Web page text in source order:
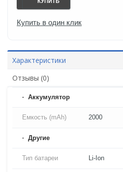
Купить в один клик
Характеристики
Отзывы (0)
Аккумулятор
Емкость (mAh) 2000
Другие
Тип батареи Li-Ion